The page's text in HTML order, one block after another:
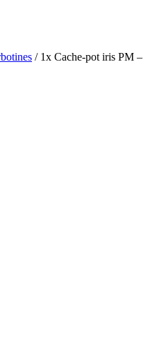
/ 1x Cache-pot iris PM –